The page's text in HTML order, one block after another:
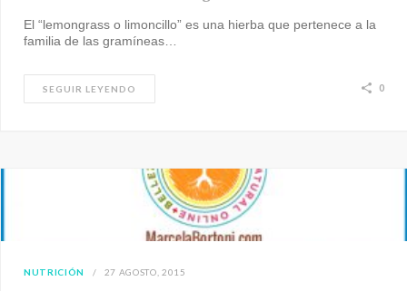
El “lemongrass o limoncillo” es una hierba que pertenece a la
familia de las gramíneas…
SEGUIR LEYENDO 0
NUTRICIÓN 27 AGOSTO, 2015